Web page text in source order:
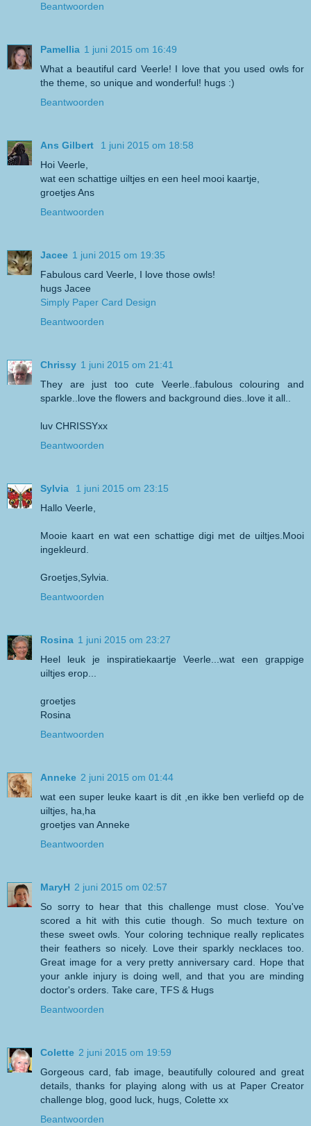
Beantwoorden
Pamellia 1 juni 2015 om 16:49
What a beautiful card Veerle! I love that you used owls for
the theme, so unique and wonderful! hugs :)
Beantwoorden
Ans Gilbert
1 juni 2015 om 18:58
Hoi Veerle,
wat een schattige uiltjes en een heel mooi kaartje,
groetjes Ans
Beantwoorden
Jacee 1 juni 2015 om 19:35
Fabulous card Veerle, I love those owls!
hugs Jacee
Simply Paper Card Design
Beantwoorden
Chrissy 1 juni 2015 om 21:41
They are just too cute Veerle..fabulous colouring and
sparkle..love the flowers and background dies..love it all..
luv CHRISSYxx
Beantwoorden
Sylvia
1 juni 2015 om 23:15
Hallo Veerle,
Mooie kaart en wat een schattige digi met de uiltjes.Mooi
ingekleurd.
Groetjes,Sylvia.
Beantwoorden
Rosina 1 juni 2015 om 23:27
Heel leuk je inspiratiekaartje Veerle...wat een grappige
uiltjes erop...
groetjes
Rosina
Beantwoorden
Anneke 2 juni 2015 om 01:44
wat een super leuke kaart is dit ,en ikke ben verliefd op de
uiltjes, ha,ha
groetjes van Anneke
Beantwoorden
MaryH 2 juni 2015 om 02:57
So sorry to hear that this challenge must close. You've
scored a hit with this cutie though. So much texture on
these sweet owls. Your coloring technique really replicates
their feathers so nicely. Love their sparkly necklaces too.
Great image for a very pretty anniversary card. Hope that
your ankle injury is doing well, and that you are minding
doctor's orders. Take care, TFS & Hugs
Beantwoorden
Colette 2 juni 2015 om 19:59
Gorgeous card, fab image, beautifully coloured and great
details, thanks for playing along with us at Paper Creator
challenge blog, good luck, hugs, Colette xx
Beantwoorden